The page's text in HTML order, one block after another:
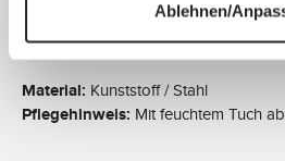
Ablehnen/
Materialien & Pflege
Material: Kunststoff / Stahl
Pflegehinweis: Mit feuchtem Tuch